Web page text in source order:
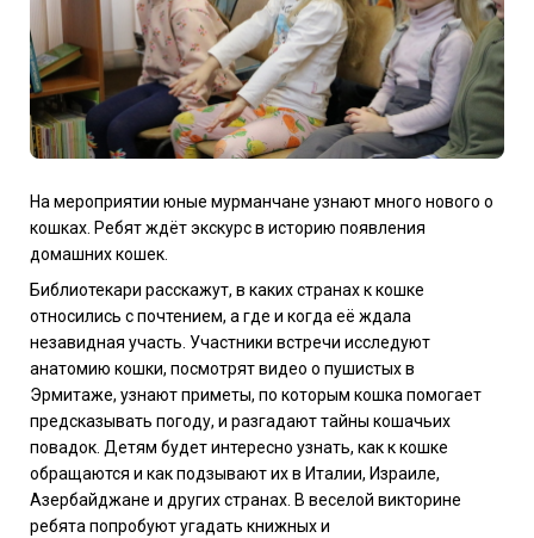
На мероприятии юные мурманчане узнают много нового о
кошках. Ребят ждёт экскурс в историю появления
домашних кошек.
Библиотекари расскажут, в каких странах к кошке
относились с почтением, а где и когда её ждала
незавидная участь. Участники встречи исследуют
анатомию кошки, посмотрят видео о пушистых в
Эрмитаже, узнают приметы, по которым кошка помогает
предсказывать погоду, и разгадают тайны кошачьих
повадок. Детям будет интересно узнать, как к кошке
обращаются и как подзывают их в Италии, Израиле,
Азербайджане и других странах. В веселой викторине
ребята попробуют угадать книжных и